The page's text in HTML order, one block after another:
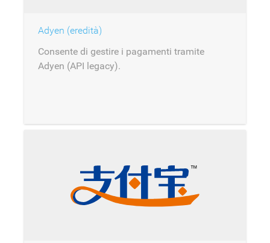
Adyen (eredità)
Consente di gestire i pagamenti tramite
Adyen (API legacy).